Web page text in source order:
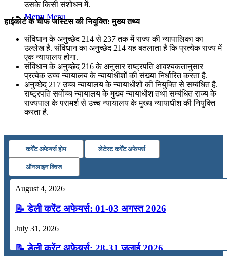
Menu Menu
उसके किसी संशोधन में.
हाईकोर्ट के चीफ जस्टिस की नियुक्ति: मुख्य तथ्य
संविधान के अनुच्छेद 214 से 237 तक में राज्य की न्यापालिका का
उल्लेख है. संविधान का अनुच्छेद 214 यह बतलाता है कि प्रत्येक राज्य में
एक न्यायालय होगा.
संविधान के अनुच्छेद 216 के अनुसार राष्ट्रपति आवश्यकतानुसार
प्रत्येक उच्च न्यायालय के न्यायाधीशों की संख्या निर्धारित करता है.
अनुच्छेद 217 उच्च न्यायालय के न्यायाधीशों की नियुक्ति से सम्बंधित है.
राष्ट्रपति सर्वोच्च न्यायालय के मुख्य न्यायाधीश तथा सम्बंधित राज्य के
राज्यपाल के परामर्श से उच्च न्यायालय के मुख्य न्यायाधीश की नियुक्ति
करता है.
कर्रेंट अफेयर्स होम लेटेस्ट कर्रेंट अफेयर्स
ऑनलाइन क्विज
August 4, 2026
📝 डेली करेंट अफेयर्स: 01-03 अगस्त 2026
July 31, 2026
📝 डेली करेंट अफेयर्स: 28-31 जुलाई 2026